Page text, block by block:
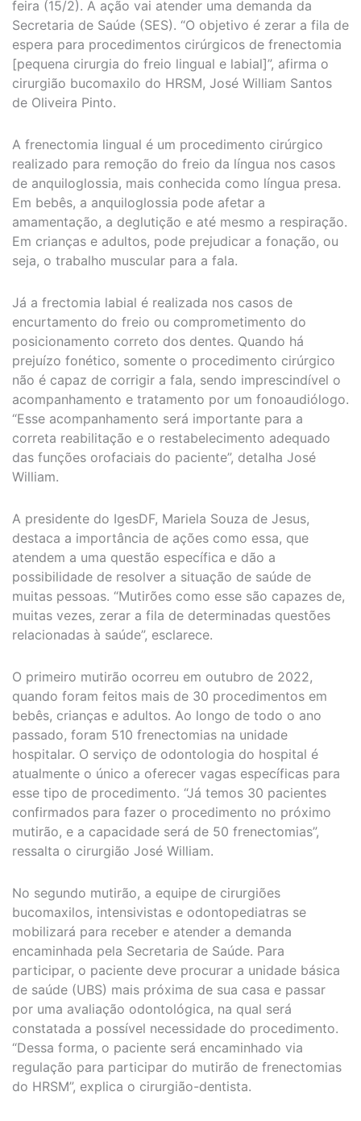
feira (15/2). A ação vai atender uma demanda da
Secretaria de Saúde (SES). “O objetivo é zerar a fila de
espera para procedimentos cirúrgicos de frenectomia
[pequena cirurgia do freio lingual e labial]”, afirma o
cirurgião bucomaxilo do HRSM, José William Santos
de Oliveira Pinto.
A frenectomia lingual é um procedimento cirúrgico
realizado para remoção do freio da língua nos casos
de anquiloglossia, mais conhecida como língua presa.
Em bebês, a anquiloglossia pode afetar a
amamentação, a deglutição e até mesmo a respiração.
Em crianças e adultos, pode prejudicar a fonação, ou
seja, o trabalho muscular para a fala.
Já a frectomia labial é realizada nos casos de
encurtamento do freio ou comprometimento do
posicionamento correto dos dentes. Quando há
prejuízo fonético, somente o procedimento cirúrgico
não é capaz de corrigir a fala, sendo imprescindível o
acompanhamento e tratamento por um fonoaudiólogo.
“Esse acompanhamento será importante para a
correta reabilitação e o restabelecimento adequado
das funções orofaciais do paciente”, detalha José
William.
A presidente do IgesDF, Mariela Souza de Jesus,
destaca a importância de ações como essa, que
atendem a uma questão específica e dão a
possibilidade de resolver a situação de saúde de
muitas pessoas. “Mutirões como esse são capazes de,
muitas vezes, zerar a fila de determinadas questões
relacionadas à saúde”, esclarece.
O primeiro mutirão ocorreu em outubro de 2022,
quando foram feitos mais de 30 procedimentos em
bebês, crianças e adultos. Ao longo de todo o ano
passado, foram 510 frenectomias na unidade
hospitalar. O serviço de odontologia do hospital é
atualmente o único a oferecer vagas específicas para
esse tipo de procedimento. “Já temos 30 pacientes
confirmados para fazer o procedimento no próximo
mutirão, e a capacidade será de 50 frenectomias”,
ressalta o cirurgião José William.
No segundo mutirão, a equipe de cirurgiões
bucomaxilos, intensivistas e odontopediatras se
mobilizará para receber e atender a demanda
encaminhada pela Secretaria de Saúde. Para
participar, o paciente deve procurar a unidade básica
de saúde (UBS) mais próxima de sua casa e passar
por uma avaliação odontológica, na qual será
constatada a possível necessidade do procedimento.
“Dessa forma, o paciente será encaminhado via
regulação para participar do mutirão de frenectomias
do HRSM”, explica o cirurgião-dentista.